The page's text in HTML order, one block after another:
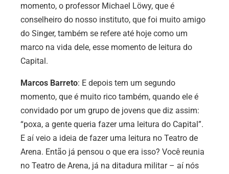
momento, o professor Michael Löwy, que é
conselheiro do nosso instituto, que foi muito amigo
do Singer, também se refere até hoje como um
marco na vida dele, esse momento de leitura do
Capital.
Marcos Barreto: E depois tem um segundo
momento, que é muito rico também, quando ele é
convidado por um grupo de jovens que diz assim:
“poxa, a gente queria fazer uma leitura do Capital”.
E aí veio a ideia de fazer uma leitura no Teatro de
Arena. Então já pensou o que era isso? Você reunia
no Teatro de Arena, já na ditadura militar – aí nós